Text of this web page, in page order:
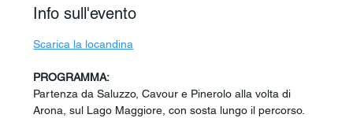
Info sull'evento
Scarica la locandina
PROGRAMMA:
Partenza da Saluzzo, Cavour e Pinerolo alla volta di
Arona, sul Lago Maggiore, con sosta lungo il percorso.